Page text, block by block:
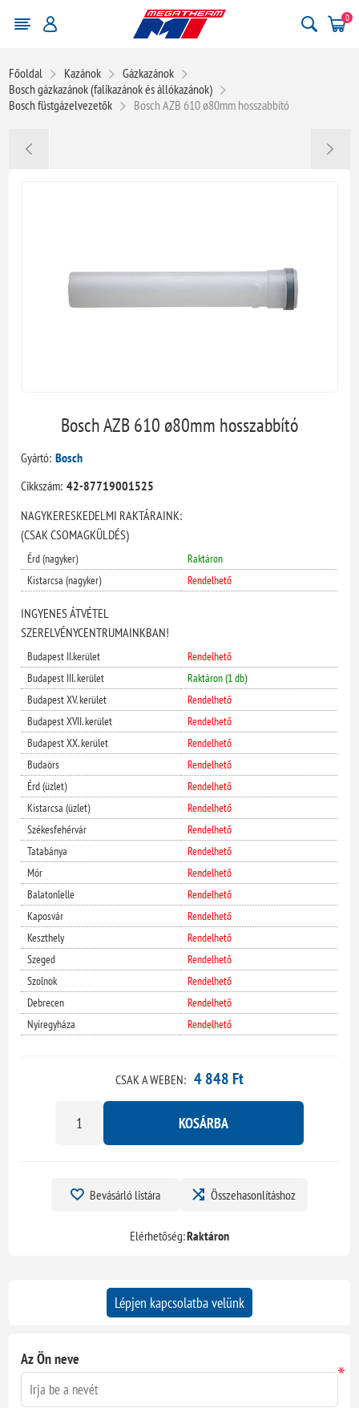
0
Főoldal Kazánok
Gázkazánok
Bosch gázkazánok (falikazánok és állókazánok)
Bosch füstgázelvezetők
Bosch AZB 610 ø80mm hosszabbító
Bosch AZB 610 ø80mm hosszabbító
Gyártó: Bosch
Cikkszám: 42-87719001525
NAGYKERESKEDELMI RAKTÁRAINK:
(CSAK CSOMAGKÜLDÉS)
Érd (nagyker)
Raktáron
Kistarcsa (nagyker)
Rendelhető
INGYENES ÁTVÉTEL
SZERELVÉNYCENTRUMAINKBAN!
Budapest II.kerület
Rendelhető
Budapest III. kerület
Raktáron (1 db)
Budapest XV. kerület
Rendelhető
Budapest XVII. kerület
Rendelhető
Budapest XX. kerület
Rendelhető
Budaörs
Rendelhető
Érd (üzlet)
Rendelhető
Kistarcsa (üzlet)
Rendelhető
Székesfehérvár
Rendelhető
Tatabánya
Rendelhető
Mór
Rendelhető
Balatonlelle
Rendelhető
Kaposvár
Rendelhető
Keszthely
Rendelhető
Szeged
Rendelhető
Szolnok
Rendelhető
Debrecen
Rendelhető
Nyíregyháza
Rendelhető
CSAK A WEBEN: 4 848 Ft
KOSÁRBA
Bevásárló listára Összehasonlításhoz
Elérhetőség:Raktáron
Lépjen kapcsolatba velünk
Az Ön neve
*